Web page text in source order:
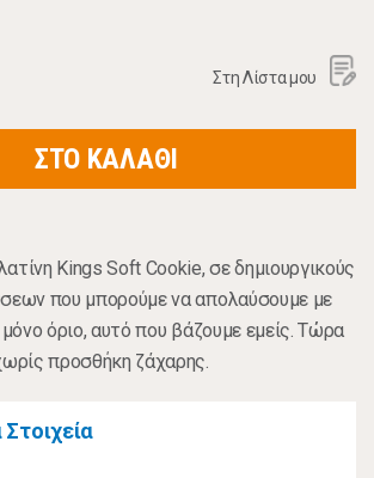
Στη Λίστα μου
ΣΤΟ ΚΑΛΑΘΙ
Kings Soft Cookie, σε δημιουργικούς
που μπορούμε να απολαύσουμε με
όριο, αυτό που βάζουμε εμείς. Τώρα
προσθήκη ζάχαρης.